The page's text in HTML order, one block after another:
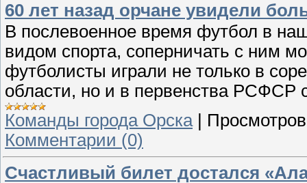
60 лет назад орчане увидели
В послевоенное время футбол в
видом спорта, соперничать с ним
футболисты играли не только в
области, но и в первенства РСФСР
Команды города Орска|
Комментарии (0)
Счастливый билет достался